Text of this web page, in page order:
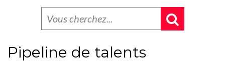
Pipeline de talents